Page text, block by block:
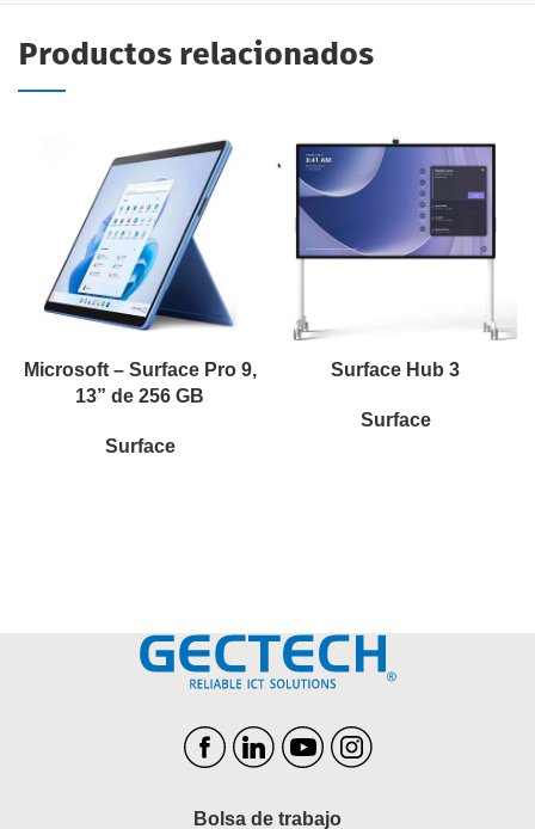
Productos relacionados
Microsoft – Surface Pro 9,
13” de 256 GB
Surface
Surface Hub 3
Surface
Bolsa de trabajo